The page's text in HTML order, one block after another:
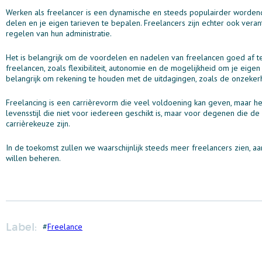
Werken als freelancer is een dynamische en steeds populairder
delen en je eigen tarieven te bepalen. Freelancers zijn echter ook
regelen van hun administratie.
Het is belangrijk om de voordelen en nadelen van freelancen goed af
freelancen, zoals flexibiliteit, autonomie en de mogelijkheid om je
belangrijk om rekening te houden met de uitdagingen, zoals de
Freelancing is een carrièrevorm die veel voldoening kan geven, maar
levensstijl die niet voor iedereen geschikt is, maar voor degenen die
carrièrekeuze zijn.
In de toekomst zullen we waarschijnlijk steeds meer freelancers zien,
willen beheren.
Label: #Freelance